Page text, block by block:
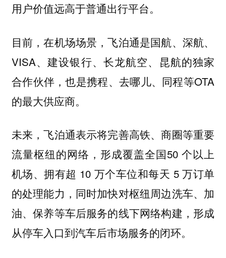
用户价值远高于普通出行平台。
目前，在机场场景，飞泊通是国航、深航、
VISA、建设银行、长龙航空、昆航的独家
合作伙伴，也是携程、去哪儿、同程等OTA
的最大供应商。
未来，飞泊通表示将完善高铁、商圈等重要
流量枢纽的网络，形成覆盖全国50 个以上
机场、拥有超 10 万个车位和每天 5 万订单
的处理能力，同时加快对枢纽周边洗车、加
油、保养等车后服务的线下网络构建，形成
从停车入口到汽车后市场服务的闭环。